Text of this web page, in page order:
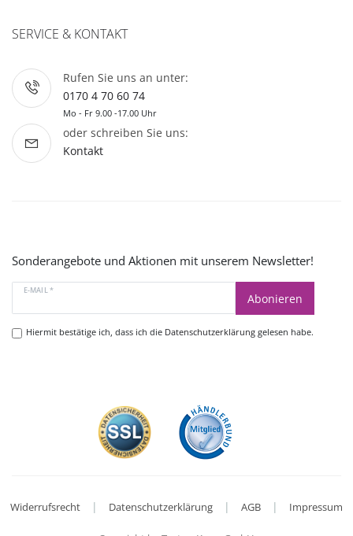
SERVICE & KONTAKT
Rufen Sie uns an unter:
0170 4 70 60 74
Mo - Fr 9.00 -17.00 Uhr
oder schreiben Sie uns:
Kontakt
Sonderangebote und Aktionen mit unserem Newsletter!
E-MAIL *
Abonieren
Hiermit bestätige ich, dass ich die Datenschutzerklärunggelesen habe.
Widerrufsrecht | Datenschutzerklärung | AGB | Impressum